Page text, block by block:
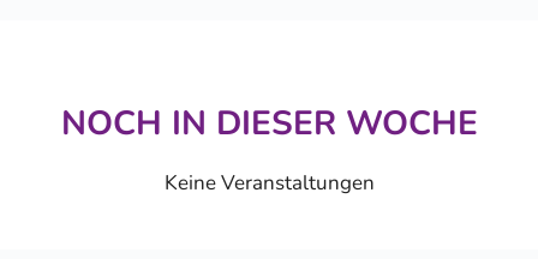
NOCH IN DIESER WOCHE
Keine Veranstaltungen